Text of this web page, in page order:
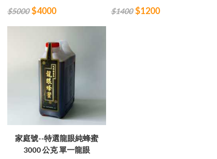
$5000 $4000
$1400 $1200
家庭號--特選龍眼純蜂蜜
3000 公克 單一龍眼